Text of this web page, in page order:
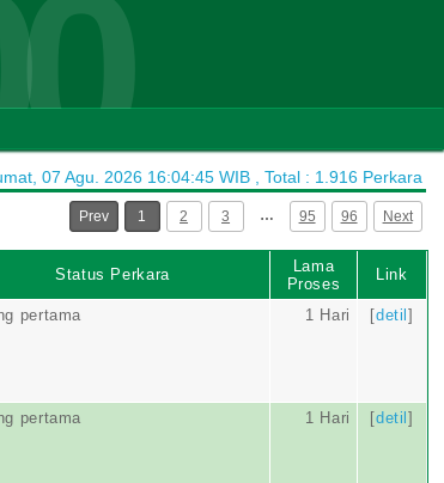
07 Agu. 2026 16:04:45 WIB , Total : 1.916 Perkara
Prev 1 2 3 … 95 96 Next
Status Perkara
Lama
Proses
Link
pertama 1 Hari [detil]
pertama 1 Hari [detil]